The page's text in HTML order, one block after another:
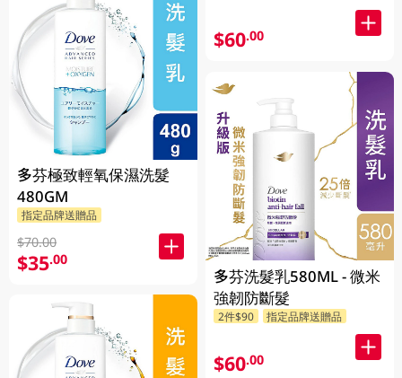
多芬極致輕氧保濕洗髮
480GM
指定品牌送贈品
$70.00
$35.00
$60.00
多芬洗髮乳580ML - 微米
強韌防斷髮
2件$90 指定品牌送贈品
$60.00